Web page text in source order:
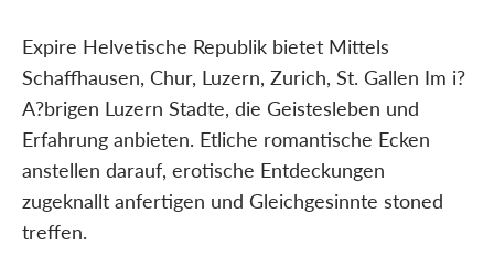
Expire Helvetische Republik bietet Mittels
Schaffhausen, Chur, Luzern, Zurich, St. Gallen Im i?
A?brigen Luzern Stadte, die Geistesleben und
Erfahrung anbieten. Etliche romantische Ecken
anstellen darauf, erotische Entdeckungen
zugeknallt anfertigen und Gleichgesinnte stoned
treffen.